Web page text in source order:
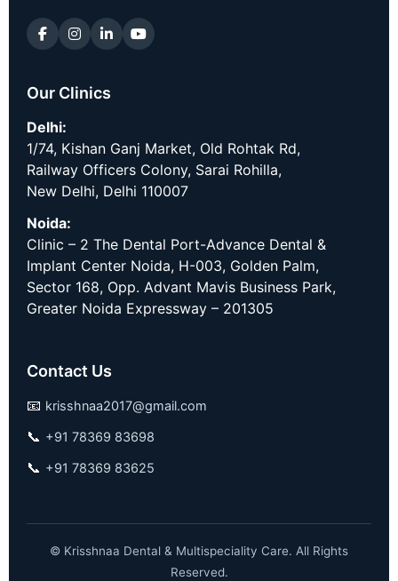
Our Clinics
Delhi:
1/74, Kishan Ganj Market, Old Rohtak Rd,
Railway Officers Colony, Sarai Rohilla,
New Delhi, Delhi 110007
Noida:
Clinic – 2 The Dental Port-Advance Dental &
Implant Center Noida, H-003, Golden Palm,
Sector 168, Opp. Advant Mavis Business Park,
Greater Noida Expressway – 201305
Contact Us
📧 krisshnaa2017@gmail.com
📞 +91 78369 83698
📞 +91 78369 83625
© Krisshnaa Dental & Multispeciality Care. All Rights
Reserved.